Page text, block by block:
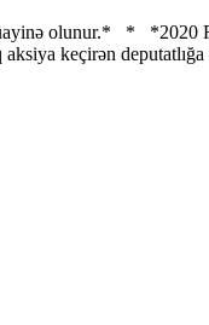
olunur.* * *2020
keçirən